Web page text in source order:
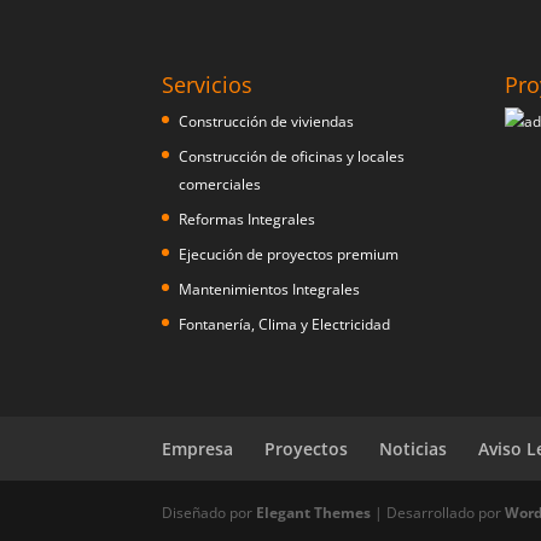
Servicios
Construcción de viviendas
Construcción de oficinas y locales
comerciales
Reformas Integrales
Ejecución de proyectos premium
Mantenimientos Integrales
Fontanería, Clima y Electricidad
Empresa Proyectos Noticias Aviso
Diseñado por Elegant Themes | Desarrollado por